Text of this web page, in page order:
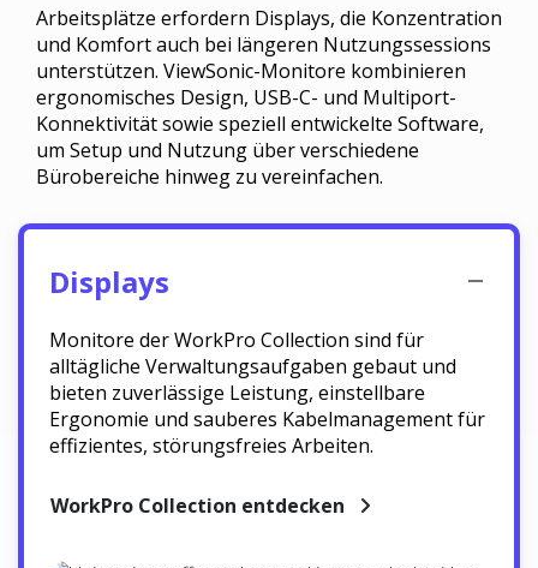
Arbeitsplätze erfordern Displays, die Konzentration
und Komfort auch bei längeren Nutzungssessions
unterstützen. ViewSonic-Monitore kombinieren
ergonomisches Design, USB-C- und Multiport-
Konnektivität sowie speziell entwickelte Software,
um Setup und Nutzung über verschiedene
Bürobereiche hinweg zu vereinfachen.
Displays
Monitore der WorkPro Collection sind für
alltägliche Verwaltungsaufgaben gebaut und
bieten zuverlässige Leistung, einstellbare
Ergonomie und sauberes Kabelmanagement für
effizientes, störungsfreies Arbeiten.
WorkPro Collection entdecken